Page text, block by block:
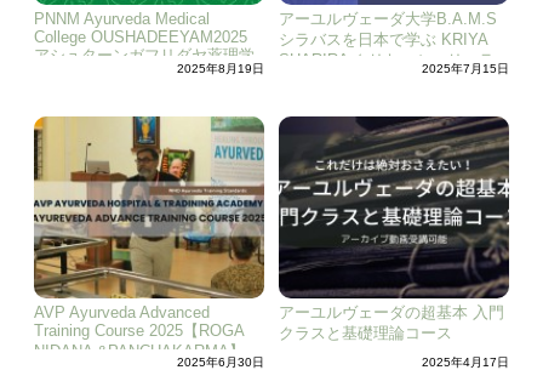
PNNM Ayurveda Medical
College OUSHADEEYAM2025
アシュターンガフリダヤ薬理学
2025年8月19日
アーユルヴェーダ大学B.A.M.S
シラバスを日本で学ぶ KRIYA
SHARIRA クリヤ・シャリーラ
オンラインコース (修了書発行)
2025年7月15日
AVP Ayurveda Advanced
Training Course 2025【ROGA
NIDANA &PANCHAKARMA】
2025年6月30日
アーユルヴェーダの超基本 入門
クラスと基礎理論コース
2025年4月17日